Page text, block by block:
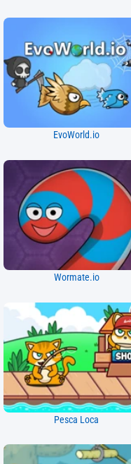
EvoWorld.io
Wormate.io
Pesca Loca